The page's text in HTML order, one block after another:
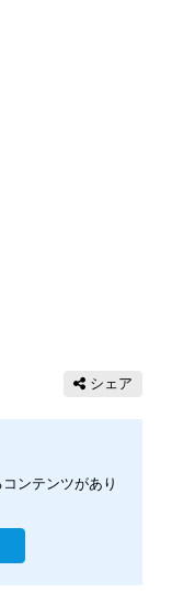
シェア
ンテンツがあり